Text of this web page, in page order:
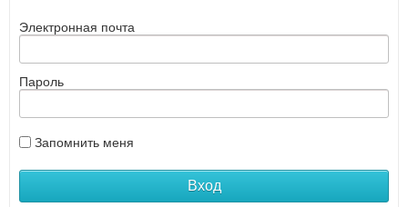
Электронная почта
Пароль
Запомнить меня
Вход